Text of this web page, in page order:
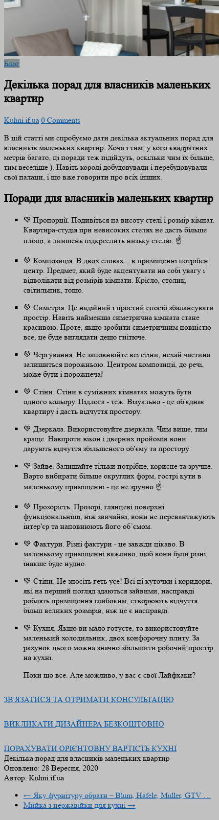
Блог
Декілька порад для власників маленьких
квартир
Kuhni.if.ua 0 Comments
В цій статті ми спробуємо дати декілька актуальних порад для
власників маленьких квартир. Хоча і тим, у кого квадратних
метрів багато, ці поради теж підійдуть, оскільки чим їх більше,
тим веселіше ). Навіть королі добудовували і перебудовували
свої палаци, і що вже говорити про всіх інших.
Поради для власників маленьких квартир
💚 Пропорції. Подивіться на висоту стелі і розмір кімнат.
Квартира-студія при невисоких стелях не дасть більше
площі, а лиишень підкреслить низьку стелю. ☝️ ⠀
💚 Композиція. В двох словах... в приміщенні потрібен
центр. Предмет, який буде акцентувати на собі увагу і
відволікати від розмірів кімнати. Крісло, столик,
світильник, тощо. ⠀
💚 Симетрія. Це надійний і простий спосіб збалансувати
простір. Навіть найменша симетрична кімната стане
красивою. Проте, якщо зробити симетричним повністю
все, це буде виглядати дещо гнітюче.
💚 Чергування. Не заповнюйте всі стіни, нехай частина
залишиться порожньою. Центром композиції, до речі,
може бути і порожнеча❕
💚 Стіни. Стіни в суміжних кімнатах можуть бути
одного кольору. Підлога - теж. Візуально - це об'єднає
квартиру і дасть відчуття простору.
💚 Дзеркала. Використовуйте дзеркала. Чим вище, тим
краще. Навпроти вікон і дверних пройомів вони
дарують відчуття збільшеного об'єму та простору. ⠀
💚 Зайве. Залишайте тільки потрібне, корисне та зручне.
Варто вибирати більше округлих форм, гострі кути в
маленькому приміщенні - це не зручно ☝️ ⠀
💚 Прозорість. Прозорі, глянцеві поверхні
функціональніші, ніж звичайні, вони не перевантажують
інтер'єр та наповнюють його об’ємом. ⠀
💚 Фактури. Різні фактури - це завжди цікаво. В
маленькому приміщенні важливо, щоб вони були різні,
інакше буде нудно.
💚 Стіни. Не зносіть геть усе! Всі ці куточки і коридори,
які на перший погляд здаються зайвими, насправді
роблять приміщення глибоким, створюють відчуття
більш великих розмірів, ніж це є насправді.
💚 Кухня. Якщо ви мало готуєте, то використовуйте
маленький холодильник, двох конфорочну плиту. За
рахунок цього можна значно збільшити робочий простір
на кухні. ⠀
Поки що все. Але можливо, у вас є свої Лайфхаки?
ЗВ'ЯЗАТИСЯ ТА ОТРИМАТИ КОНСУЛЬТАЦІЮ
ВИКЛИКАТИ ДИЗАЙНЕРА БЕЗКОШТОВНО
ПОРАХУВАТИ ОРІЄНТОВНУ ВАРТІСТЬ КУХНІ
Декілька порад для власників маленьких квартир
Оновлено: 28 Вересня, 2020
Автор: Kuhni.if.ua
← Яку фурнітуру обрати – Blum, Hafele, Muller, GTV …
Мийка з нержавійки для кухні →